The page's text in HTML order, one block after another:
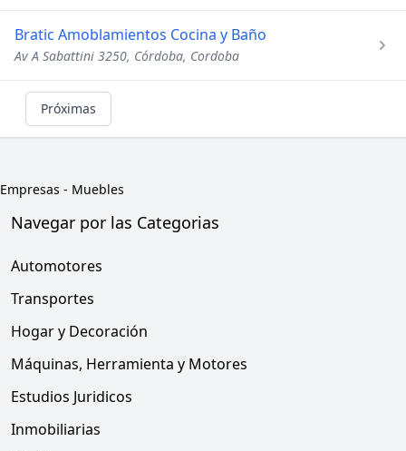
Bratic Amoblamientos Cocina y Baño
Av A Sabattini 3250, Córdoba, Cordoba
Próximas
Empresas - Muebles
Navegar por las Categorias
Automotores
Transportes
Hogar y Decoración
Máquinas, Herramienta y Motores
Estudios Juridicos
Inmobiliarias